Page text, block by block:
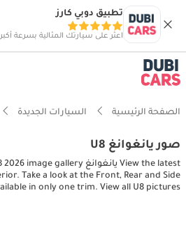
تطبيق دوبي كارز
اعثر على سيارتك المثالية بسرعة أكبر
الصفحة الرئيسية السيارات الجديدة
صور يانغوانغ U8
Take a look at the Front, Rear and Side
in only one trim. View all U8 pictures.